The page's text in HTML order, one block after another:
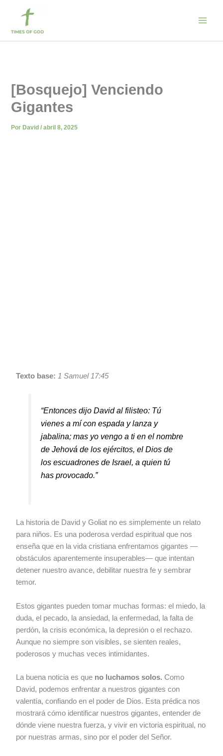
contenido
[Bosquejo] Venciendo
Gigantes
Por David/abril 8, 2025
Texto base: 1 Samuel 17:45
“Entonces dijo David al filisteo: Tú
vienes a mí con espada y lanza y
jabalina; mas yo vengo a ti en el nombre
de Jehová de los ejércitos, el Dios de
los escuadrones de Israel, a quien tú
has provocado.”
La historia de David y Goliat no es simplemente un relato
para niños. Es una poderosa verdad espiritual que nos
enseña que en la vida cristiana enfrentamos gigantes —
obstáculos aparentemente insuperables— que intentan
detener nuestro avance, debilitar nuestra fe y sembrar
temor.
Estos gigantes pueden tomar muchas formas: el miedo, la
duda, el pecado, la ansiedad, la enfermedad, la falta de
perdón, la crisis económica, la depresión o el rechazo.
Aunque no siempre son visibles, se sienten reales,
poderosos y muchas veces intimidantes.
La buena noticia es que no luchamos solos. Como
David, podemos enfrentar a nuestros gigantes con
valentía, confiando en el poder de Dios. Esta prédica nos
mostrará cómo identificar nuestros gigantes, entender de
dónde viene nuestra fuerza, y vivir en victoria espiritual, no
por nuestras armas, sino por el poder del Señor.